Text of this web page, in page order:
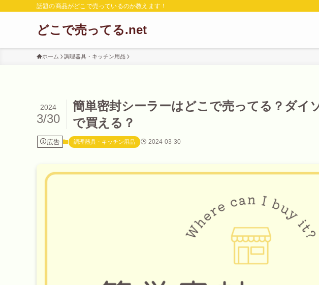
話題の商品がどこで売っているのか教えます！
どこで売ってる.net
ホーム 調理器具・キッチン用品
簡単密封シーラーはどこで売ってる？ダイ
で買える？
2024
3/30
広告 調理器具・キッチン用品 2024-03-30